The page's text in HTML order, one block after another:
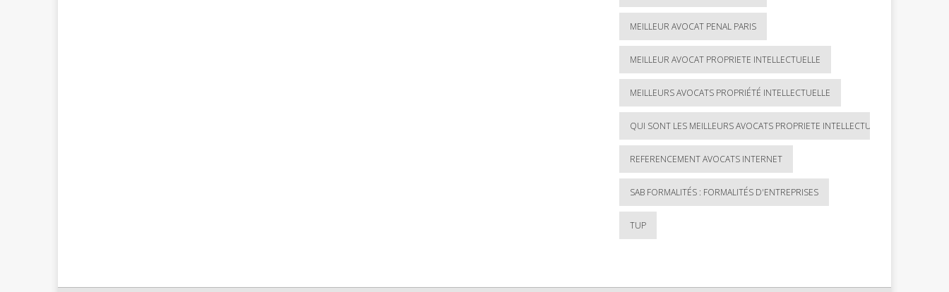
MEILLEUR AVOCAT PENAL PARIS
MEILLEUR AVOCAT PROPRIETE INTELLECTUELLE
MEILLEURS AVOCATS PROPRIÉTÉ INTELLECTUELLE
QUI SONT LES MEILLEURS AVOCATS PROPRIETE INTELLECTUELLE ?
REFERENCEMENT AVOCATS INTERNET
SAB FORMALITÉS : FORMALITÉS D'ENTREPRISES
TUP